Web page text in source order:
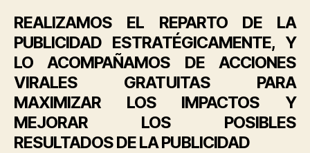
REALIZAMOS EL REPARTO DE LA
PUBLICIDAD ESTRATÉGICAMENTE, Y
LO ACOMPAÑAMOS DE ACCIONES
VIRALES GRATUITAS PARA
MAXIMIZAR LOS IMPACTOS Y
MEJORAR LOS POSIBLES
RESULTADOS DE LA PUBLICIDAD